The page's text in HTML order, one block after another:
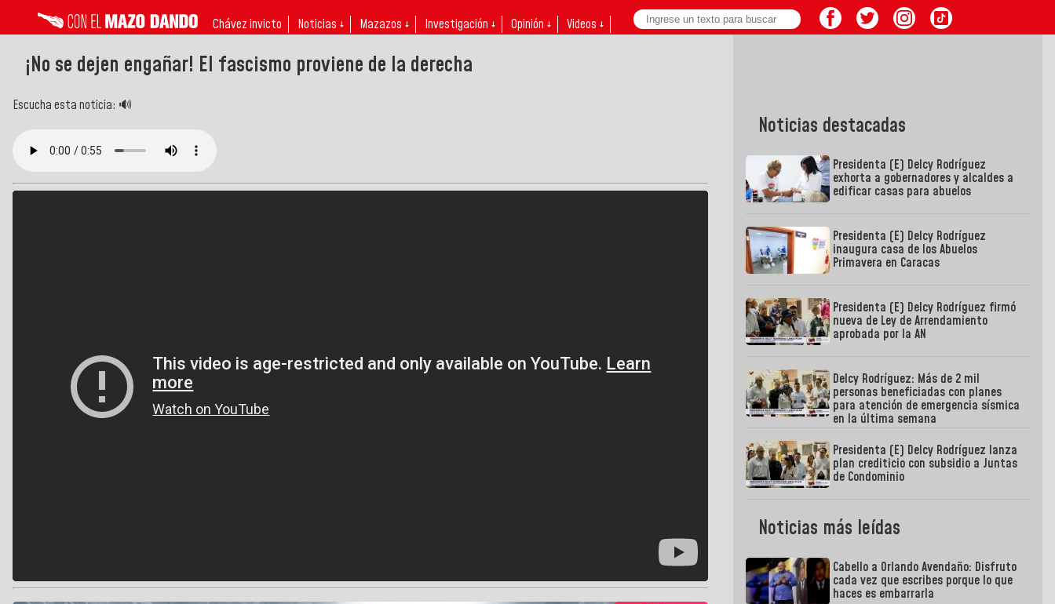
Chávez invicto Noticias ↓ Mazazos ↓ Investigación ↓ Opinión ↓ Videos ↓
¡No se dejen engañar! El fascismo proviene de la derecha
Escucha esta noticia: 🔊
Noticias destacadas
Presidenta (E) Delcy Rodríguez
exhorta a gobernadores y alcaldes a
edificar casas para abuelos
Presidenta (E) Delcy Rodríguez
inaugura casa de los Abuelos
Primavera en Caracas
Presidenta (E) Delcy Rodríguez firmó
nueva de Ley de Arrendamiento
aprobada por la AN
Delcy Rodríguez: Más de 2 mil
personas beneficiadas con planes
para atención de emergencia sísmica
en la última semana
Presidenta (E) Delcy Rodríguez lanza
plan crediticio con subsidio a Juntas
de Condominio
Noticias más leídas
Cabello a Orlando Avendaño: Disfruto
cada vez que escribes porque lo que
haces es embarrarla